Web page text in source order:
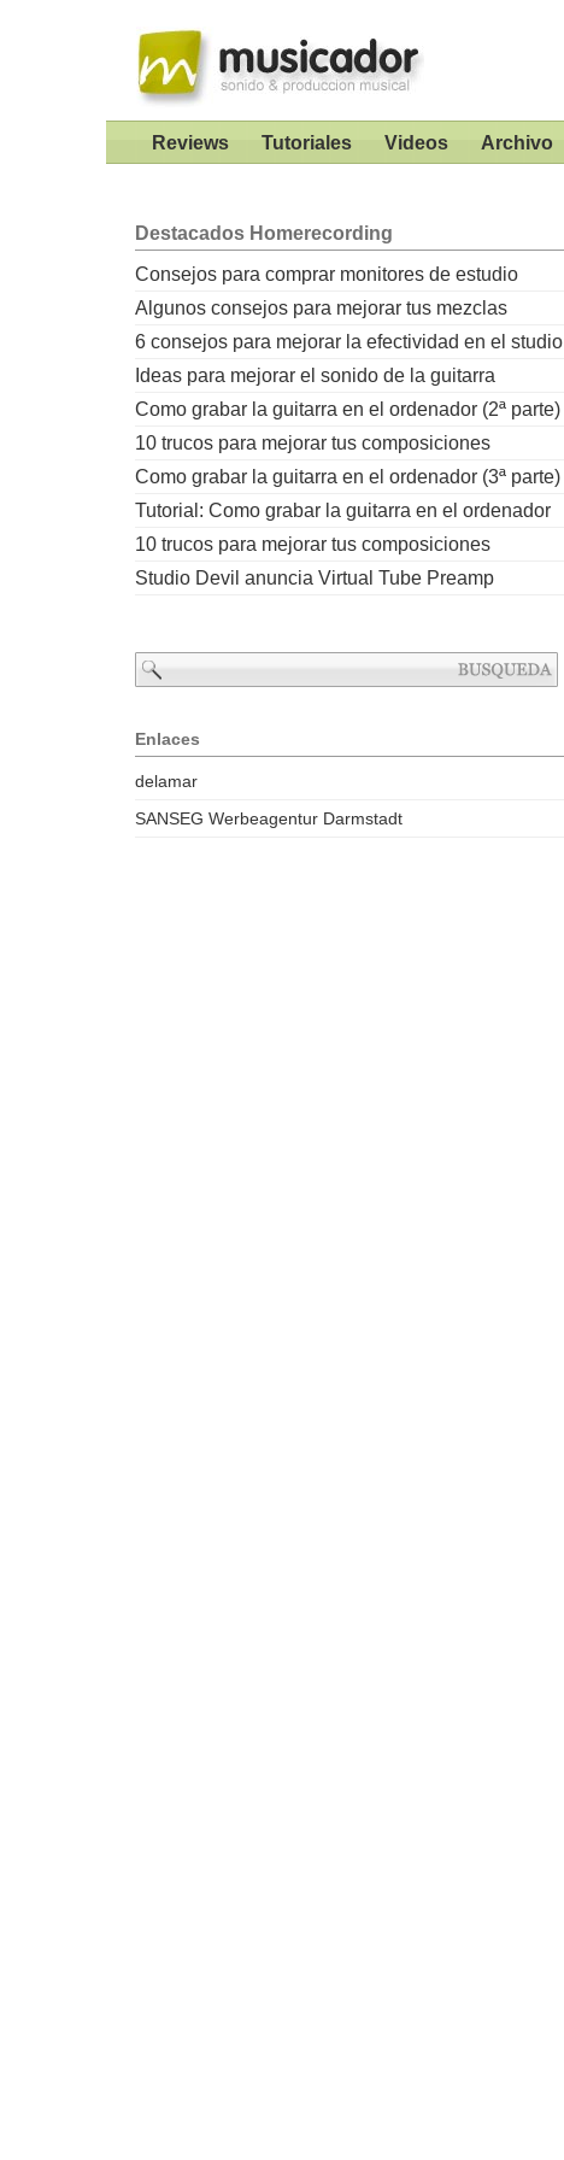
Reviews Tutoriales Videos Archivo
Destacados Homerecording
Consejos para comprar monitores de estudio
Algunos consejos para mejorar tus mezclas
6 consejos para mejorar la efectividad en el studio
Ideas para mejorar el sonido de la guitarra
Como grabar la guitarra en el ordenador (2ª parte)
10 trucos para mejorar tus composiciones
Como grabar la guitarra en el ordenador (3ª parte)
Tutorial: Como grabar la guitarra en el ordenador
10 trucos para mejorar tus composiciones
Studio Devil anuncia Virtual Tube Preamp
Enlaces
delamar
SANSEG Werbeagentur Darmstadt